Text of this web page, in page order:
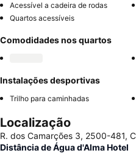
Acessível a cadeira de rodas
Quartos acessíveis
Comodidades nos quartos
Instalações desportivas
Trilho para caminhadas
Localização
R. dos Camarções 3, 2500-481,
Distância de Água d'Alma Hotel